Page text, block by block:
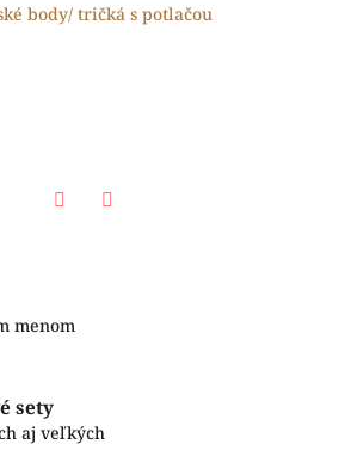
body/ tričká s potlačou
menom
sety
aj veľkých